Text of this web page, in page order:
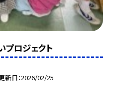
プロジェクト
新日 2026/02/25